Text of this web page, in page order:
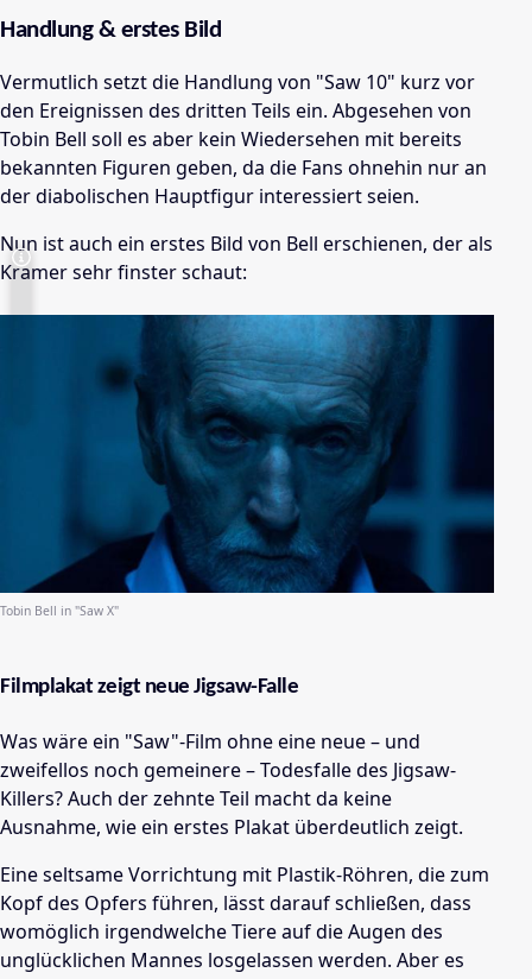
Handlung & erstes Bild
Vermutlich setzt die Handlung von "Saw 10" kurz vor
den Ereignissen des dritten Teils ein. Abgesehen von
Tobin Bell soll es aber kein Wiedersehen mit bereits
bekannten Figuren geben, da die Fans ohnehin nur an
der diabolischen Hauptfigur interessiert seien.
Nun ist auch ein erstes Bild von Bell erschienen, der als
Kramer sehr finster schaut:
Tobin Bell in "Saw X"
Filmplakat zeigt neue Jigsaw-Falle
Was wäre ein "Saw"-Film ohne eine neue – und
zweifellos noch gemeinere – Todesfalle des Jigsaw-
Killers? Auch der zehnte Teil macht da keine
Ausnahme, wie ein erstes Plakat überdeutlich zeigt.
Eine seltsame Vorrichtung mit Plastik-Röhren, die zum
Kopf des Opfers führen, lässt darauf schließen, dass
womöglich irgendwelche Tiere auf die Augen des
unglücklichen Mannes losgelassen werden. Aber es